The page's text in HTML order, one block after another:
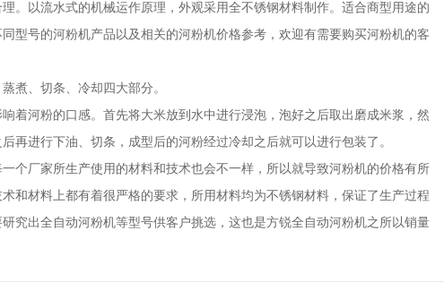
。以流水式的机械运作原理，外观采用全不锈钢材料制作。适合商型用途的
型号的河粉机产品以及相关的河粉机价格参考，欢迎有需要购买河粉机的客
、切条、冷却四大部分。
河粉的口感。首先将大米放到水中进行浸泡，泡好之后取出磨成米浆，然
再进行下油、切条，成型后的河粉经过冷却之后就可以进行包装了。
个厂家所生产使用的材料和技术也会不一样，所以就导致河粉机的价格有所
和材料上都有着很严格的要求，所用材料均为不锈钢材料，保证了生产过程
究出全自动河粉机等型号供客户挑选，这也是方锐全自动河粉机之所以销量